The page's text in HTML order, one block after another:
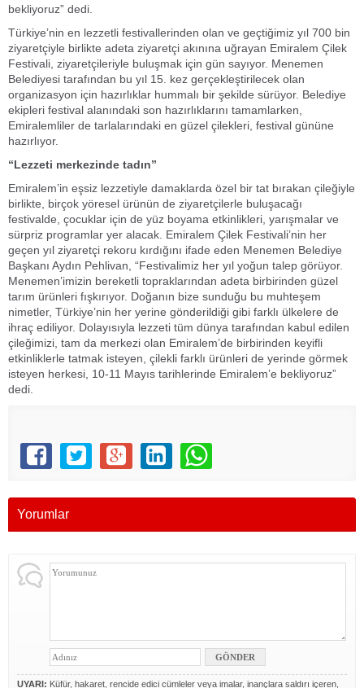
bekliyoruz” dedi.
Türkiye’nin en lezzetli festivallerinden olan ve geçtiğimiz yıl 700 bin
ziyaretçiyle birlikte adeta ziyaretçi akınına uğrayan Emiralem Çilek
Festivali, ziyaretçileriyle buluşmak için gün sayıyor. Menemen
Belediyesi tarafından bu yıl 15. kez gerçekleştirilecek olan
organizasyon için hazırlıklar hummalı bir şekilde sürüyor. Belediye
ekipleri festival alanındaki son hazırlıklarını tamamlarken,
Emiralemliler de tarlalarındaki en güzel çilekleri, festival gününe
hazırlıyor.
“Lezzeti merkezinde tadın”
Emiralem’in eşsiz lezzetiyle damaklarda özel bir tat bırakan çileğiyle
birlikte, birçok yöresel ürünün de ziyaretçilerle buluşacağı
festivalde, çocuklar için de yüz boyama etkinlikleri, yarışmalar ve
sürpriz programlar yer alacak. Emiralem Çilek Festivali’nin her
geçen yıl ziyaretçi rekoru kırdığını ifade eden Menemen Belediye
Başkanı Aydın Pehlivan, “Festivalimiz her yıl yoğun talep görüyor.
Menemen’imizin bereketli topraklarından adeta birbirinden güzel
tarım ürünleri fışkırıyor. Doğanın bize sunduğu bu muhteşem
nimetler, Türkiye’nin her yerine gönderildiği gibi farklı ülkelere de
ihraç ediliyor. Dolayısıyla lezzeti tüm dünya tarafından kabul edilen
çileğimizi, tam da merkezi olan Emiralem’de birbirinden keyifli
etkinliklerle tatmak isteyen, çilekli farklı ürünleri de yerinde görmek
isteyen herkesi, 10-11 Mayıs tarihlerinde Emiralem’e bekliyoruz”
dedi.
Yorumlar
UYARI: Küfür, hakaret, rencide edici cümleler veya imalar, inançlara saldırı içeren,